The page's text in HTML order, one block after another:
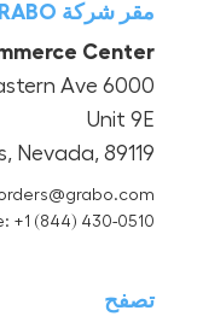
مقر شركة GRABO
Center
6000 S Eastern Ave
Unit 9E
Nevada, 89119
+1 (844) 430-0510
تصفح